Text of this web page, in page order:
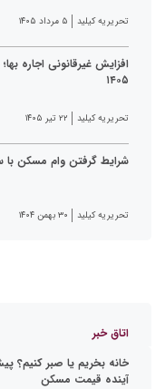
تحریریه کیلید ۵ مرداد ۱۴۰۵
افزایش غیرقانونی اجاره
۱۴۰۵
تحریریه کیلید ۲۲ تیر ۱۴۰۵
شرایط گرفتن وام مسکن با
تحریریه کیلید ۳۰ بهمن ۱۴۰۴
اتاق خبر
خانه بخریم یا صبر کنیم؟
آینده قیمت مسکن